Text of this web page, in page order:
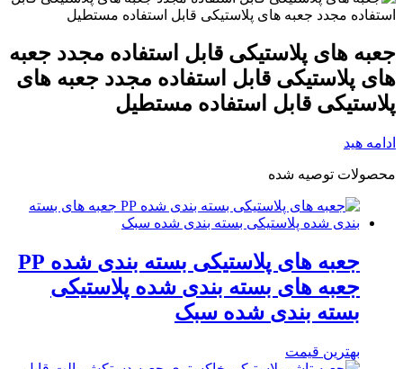
جعبه های پلاستیکی قابل استفاده مجدد جعبه
های پلاستیکی قابل استفاده مجدد جعبه های
پلاستیکی قابل استفاده مستطیل
ادامه هید
محصولات توصیه شده
جعبه های پلاستیکی بسته بندی شده PP
جعبه های بسته بندی شده پلاستیکی
بسته بندی شده سبک
بهترین قیمت